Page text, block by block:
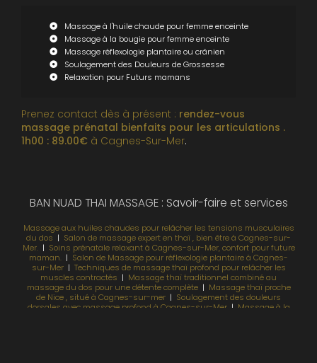
Massage à l'huile chaude pour femme enceinte
Massage à la bougie pour femme enceinte
Massage réflexologie plantaire ou crânien
Soulagement des Douleurs de Grossesse
Relaxation pour Futurs mamans
Prenez contact dès à présent : rendez-vous
massage prénatal bienfaits pour les articulations .
1h00 : 89.00€ à Cagnes-Sur-Mer.
BAN NUAD THAI MASSAGE : Savoir-faire et services
Massage aux huiles chaudes pour relâcher les tensions musculaires
du dos | Salon de massage expert en thaï , bien être à Cagnes-sur-
Mer.| Soins prénatale relaxant à Cagnes-sur-Mer, confort pour future
maman. | Salon de Massage pour réflexologie plantaire à Cagnes-
sur-Mer| Techniques de massage thaï profond pour relâcher les
muscles contractés | Massage thaï traditionnel combiné au
massage du dos pour une détente complète| Massage thaï proche
de Nice , situé à Cagnes-sur-mer | Soulagement des douleurs
dorsales avec massage profond à Cagnes-sur-Mer| Massage à la